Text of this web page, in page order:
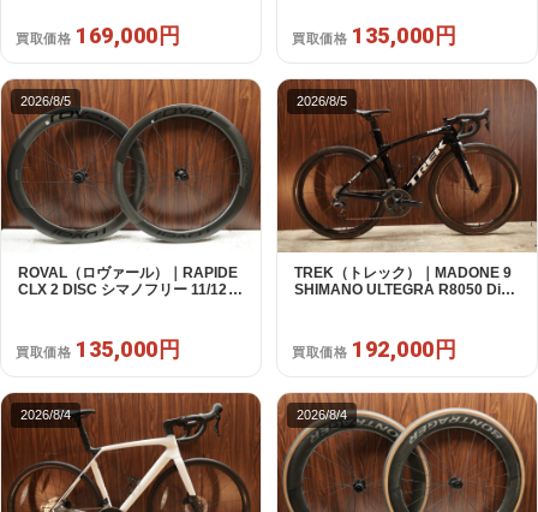
買取価格 169,000円 買取価格 135,000円
2026/8/5
ROVAL（ロヴァール）｜RAPIDE
CLX 2 DISC シマノフリー 11/12s
買取価格 135,000円
2026/8/5
TREK（トレック）｜MADONE 9
SHIMANO ULTEGRA R8050 Di2
買取価格 192,000円
2026/8/4 2026/8/4